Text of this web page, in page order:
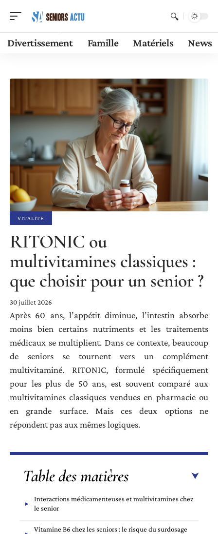
Divertissement Famille Matériels News
VITALITÉ
RITONIC ou
multivitamines classiques :
que choisir pour un senior ?
30 juillet 2026
Après 60 ans, l’appétit diminue, l’intestin absorbe
moins bien certains nutriments et les traitements
médicaux se multiplient. Dans ce contexte, beaucoup
de seniors se tournent vers un complément
multivitaminé. RITONIC, formulé spécifiquement
pour les plus de 50 ans, est souvent comparé aux
multivitamines classiques vendues en pharmacie ou
en grande surface. Mais ces deux options ne
répondent pas aux mêmes logiques.
Table des matières
Interactions médicamenteuses et multivitamines chez
le senior
Vitamine B6 chez les seniors : le risque du surdosage